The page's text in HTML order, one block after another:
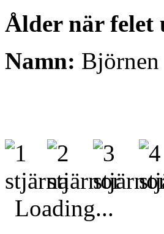
Ålder när felet
Namn: Björnen
Loading...